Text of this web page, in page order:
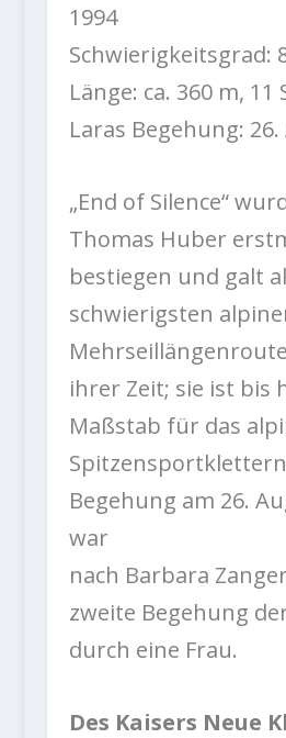
1994
Schwierigkeitsgrad:
Länge: ca. 360 m, 11
Laras Begehung:
„End of Silence“
Thomas Huber
bestiegen und galt
schwierigsten
ihrer Zeit; sie ist bis
Maßstab für das
Begehung am 26.
war
nach Barbara
zweite Begehung
durch eine Frau.
Des Kaisers Neue